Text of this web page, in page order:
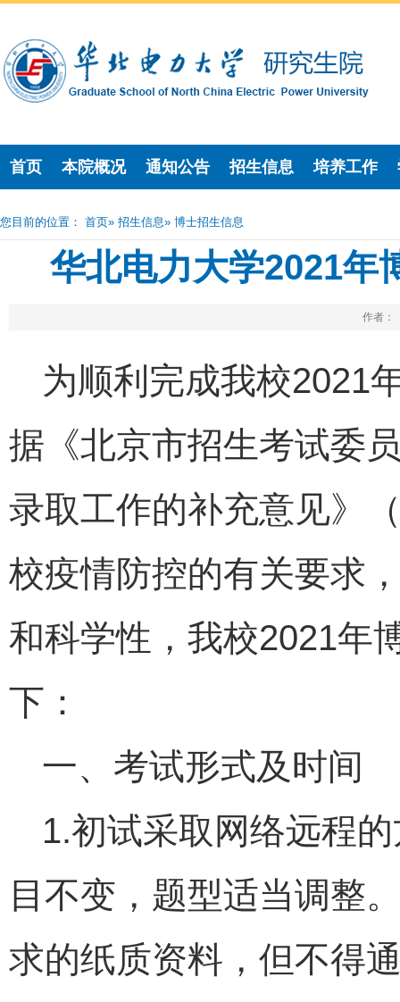
首页 本院概况 通知公告 招生信息 培养工作
您目前的位置： 首页» 招生信息» 博士招生信息
华北电力大学2021年
作者：
为顺利完成我校2021
据《北京市招生考试委
录取工作的补充意见》
校疫情防控的有关要求
和科学性，我校2021年
下：
一、考试形式及时间
1.初试采取网络远程
目不变，题型适当调整
求的纸质资料，但不得